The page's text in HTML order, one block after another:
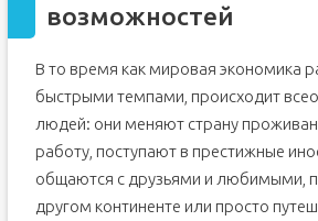
возможностей
В то время как мировая экономика
быстрыми темпами, происходит
людей: они меняют страну
работу, поступают в престижные
общаются с друзьями и любимыми,
другом континенте или просто